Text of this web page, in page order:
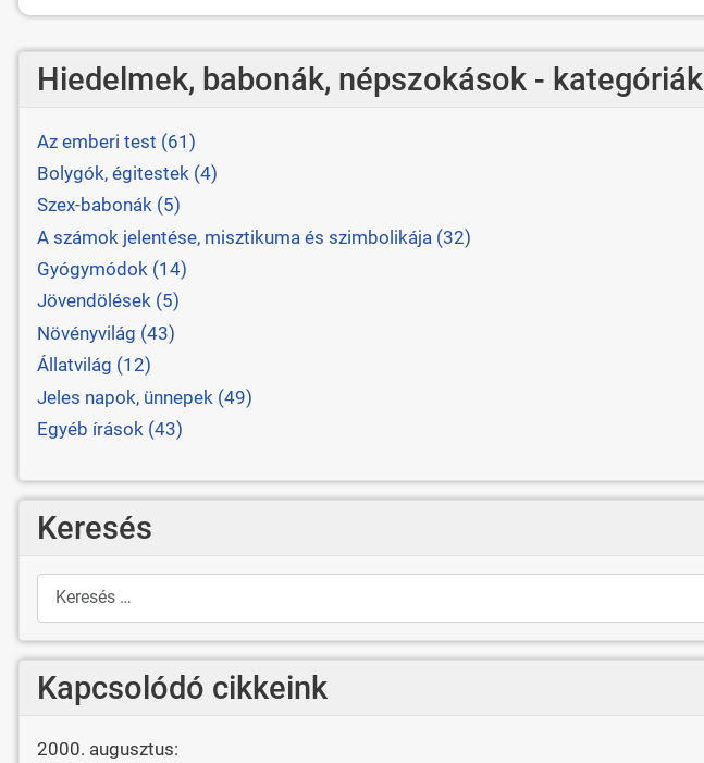
Hiedelmek, babonák, népszokások - kategóriák
Az emberi test (61)
Bolygók, égitestek (4)
Szex-babonák (5)
A számok jelentése, misztikuma és szimbolikája (32)
Gyógymódok (14)
Jövendölések (5)
Növényvilág (43)
Állatvilág (12)
Jeles napok, ünnepek (49)
Egyéb írások (43)
Keresés
Keresés
Kapcsolódó cikkeink
2000. augusztus: